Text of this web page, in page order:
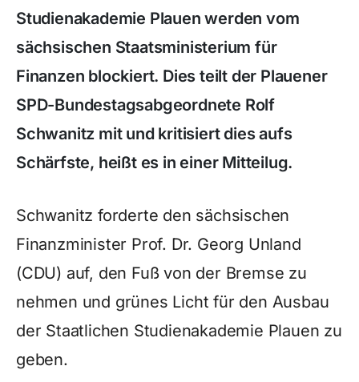
Studienakademie Plauen werden vom
sächsischen Staatsministerium für
Finanzen blockiert. Dies teilt der Plauener
SPD-Bundestagsabgeordnete Rolf
Schwanitz mit und kritisiert dies aufs
Schärfste, heißt es in einer Mitteilug.
Schwanitz forderte den sächsischen
Finanzminister Prof. Dr. Georg Unland
(CDU) auf, den Fuß von der Bremse zu
nehmen und grünes Licht für den Ausbau
der Staatlichen Studienakademie Plauen zu
geben.